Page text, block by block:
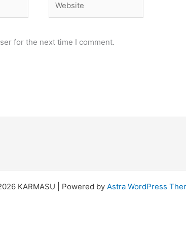
for the next time I comment.
KARMASU | Powered by Astra WordPress